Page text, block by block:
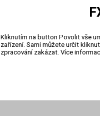
Kliknutím na button Povolit vše
zařízení. Sami můžete určit
zpracování zakázat. Více